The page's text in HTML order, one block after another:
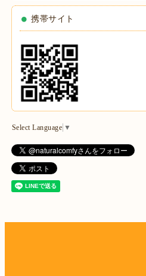
携帯サイト
Select Language ▼